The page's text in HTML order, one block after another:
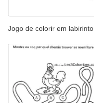
Jogo de colorir em labirinto